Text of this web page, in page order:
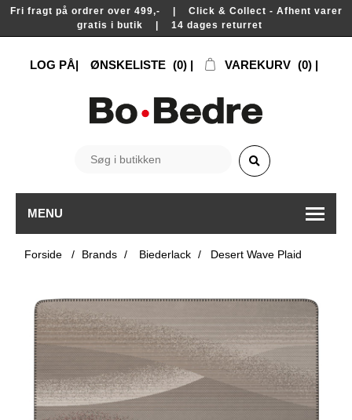
Fri fragt på ordrer over 499,- | Click & Collect - Afhent varer
gratis i butik | 14 dages returret
LOG PÅ ØNSKELISTE (0) VAREKURV (0)
MENU
Forside / Brands / Biederlack / Desert Wave Plaid